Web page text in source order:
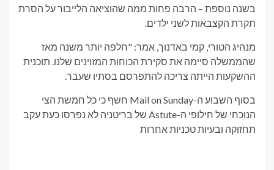
בשנה נוספת – הרבה פחות ממה שהוציאה הלייבור על הסרת
תקרת הקצבאות לשני ילדים.
מנהיג הטורי, קמי באדנוך, אמר: "חלפה יותר משנה מאז
שהממשלה סיימה את סקירת הכוחות המזוינים שלנו. תוכנית
ההשקעות הייתה צריכה להתפרסם בסתיו שעבר.
בסוף השבוע ה-Mail on Sunday חשף כי כל חמשת הצי
הנוכחי של חילופי ה-Astute של בריטניה לא נפרסו כעת עקב
תחזוקה ובעיות טכניות אחרות